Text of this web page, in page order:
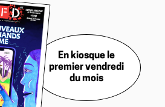
En kiosque le
premier vendredi
du mois